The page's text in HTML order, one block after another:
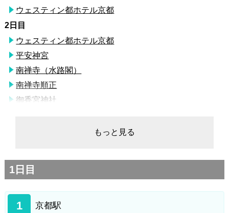
ウェスティン都ホテル京都
2日目
ウェスティン都ホテル京都
平安神宮
南禅寺（水路閣）
南禅寺順正
御香宮神社
北新地周辺
道頓堀
大阪駅
もっと見る
1日目
1 京都駅